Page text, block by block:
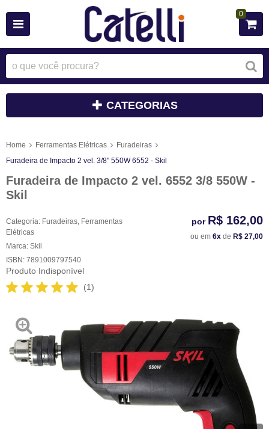
0
CATEGORIAS
Home Ferramentas Elétricas
Furadeiras
Furadeira de Impacto 2 vel. 3/8'' 550W 6552 - Skil
Furadeira de Impacto 2 vel. 6552 3/8 550W -
Skil
Categoria: Furadeiras Ferramentas
Elétricas
Marca: Skil
ISBN: 7891009797540
Produto Indisponível
(1)
por R$ 162,00
ou em 6x de R$ 27,00